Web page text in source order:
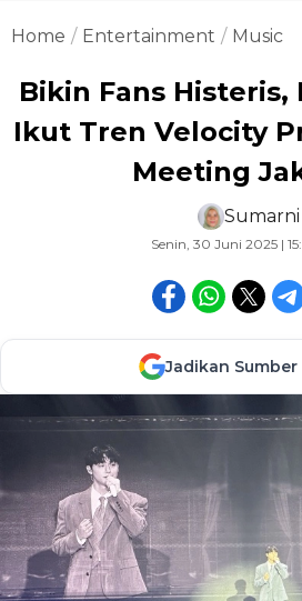
Home Entertainment Music
Bikin Fans Histeris,
Ikut Tren Velocity
Meeting
Sumarni
Senin, 30 Juni 2025 |
Jadikan Sumber